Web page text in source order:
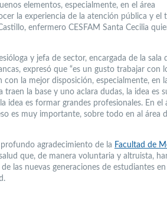
elementos, especialmente, en el área
la experiencia de la atención pública y el
enfermero CESFAM Santa Cecilia
y jefa de sector, encargada de la sala
expresó que “es un gusto trabajar con
la mejor disposición, especialmente, en
la base y uno aclara dudas, la idea es
idea es formar grandes profesionales. En el
es muy importante, sobre todo en al área
agradecimiento de la Facultad de
que, de manera voluntaria y altruista,
las nuevas generaciones de estudiantes